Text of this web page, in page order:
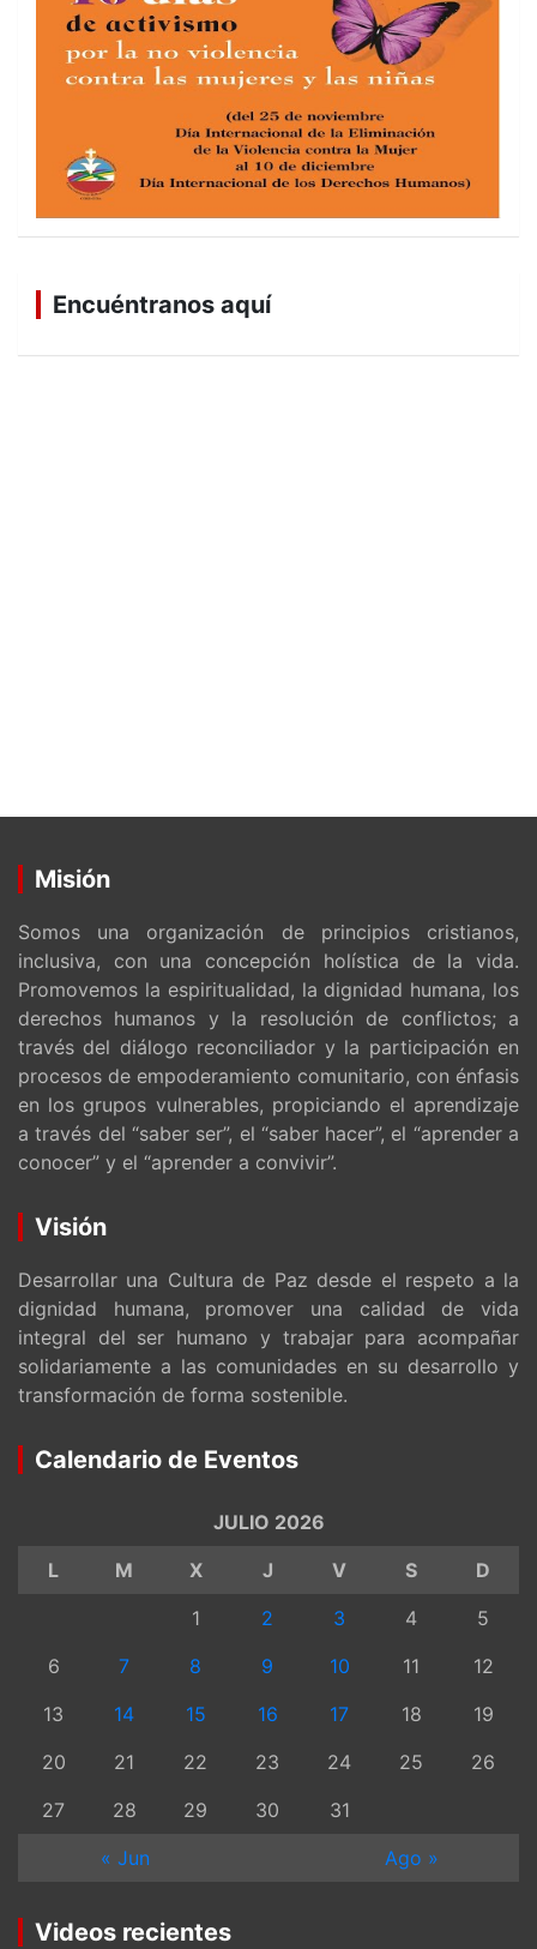
Encuéntranos aquí
Misión
Somos una organización de principios cristianos,
inclusiva, con una concepción holística de la vida.
Promovemos la espiritualidad, la dignidad humana, los
derechos humanos y la resolución de conflictos; a
través del diálogo reconciliador y la participación en
procesos de empoderamiento comunitario, con énfasis
en los grupos vulnerables, propiciando el aprendizaje
a través del “saber ser”, el “saber hacer”, el “aprender a
conocer” y el “aprender a convivir”.
Visión
Desarrollar una Cultura de Paz desde el respeto a la
dignidad humana, promover una calidad de vida
integral del ser humano y trabajar para acompañar
solidariamente a las comunidades en su desarrollo y
transformación de forma sostenible.
Calendario de Eventos
JULIO 2026
L
M X J V S
D
1
2 3 4
5
6
7 8 9 10 11
12
13
14 15 16 17 18
19
20
21 22 23 24 25
26
27
28 29 30
31
« Jun
Ago »
Videos recientes